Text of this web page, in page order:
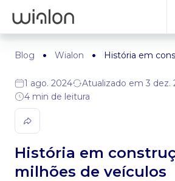
Blog Wialon História em
1 ago. 2024
Atualizado em 3 dez.
4 min de leitura
História em
milhões de veículos